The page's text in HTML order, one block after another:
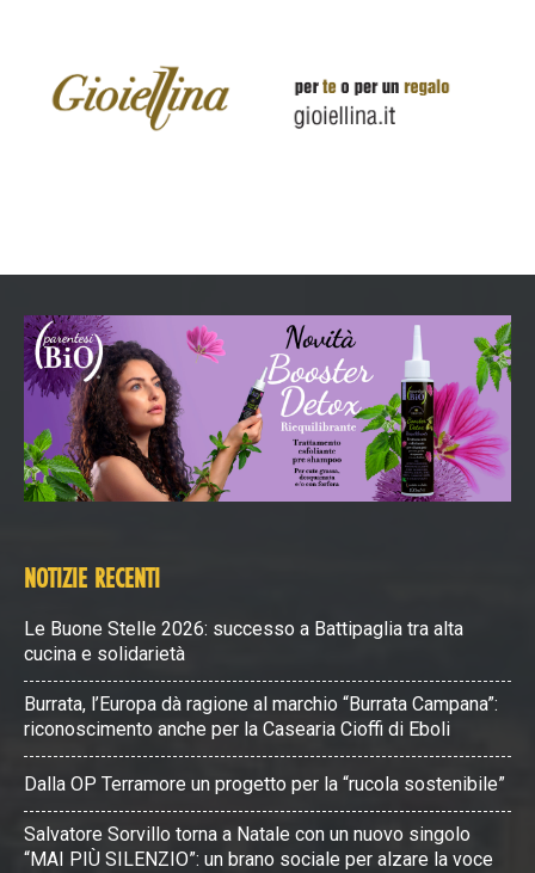
NOTIZIE RECENTI
Le Buone Stelle 2026: successo a Battipaglia tra alta
cucina e solidarietà
Burrata, l’Europa dà ragione al marchio “Burrata Campana”:
riconoscimento anche per la Casearia Cioffi di Eboli
Dalla OP Terramore un progetto per la “rucola sostenibile”
Salvatore Sorvillo torna a Natale con un nuovo singolo
“MAI PIÙ SILENZIO”: un brano sociale per alzare la voce